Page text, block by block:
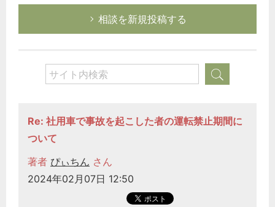
相談を新規投稿する
Re: 社用車で事故を起こした者の運転禁止期間に
ついて
著者 ぴぃちん さん
2024年02月07日 12:50